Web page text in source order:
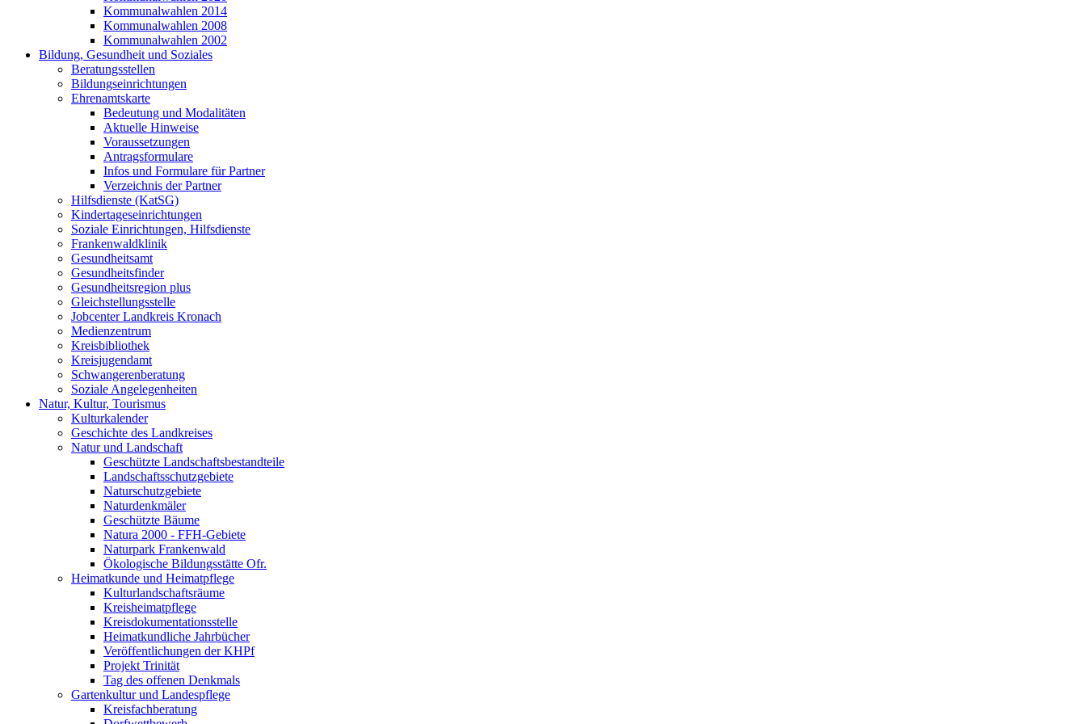
Kommunalwahlen 2014
Kommunalwahlen 2008
Kommunalwahlen 2002
Bildung, Gesundheit und Soziales
Beratungsstellen
Bildungseinrichtungen
Ehrenamtskarte
Bedeutung und Modalitäten
Aktuelle Hinweise
Voraussetzungen
Antragsformulare
Infos und Formulare für Partner
Verzeichnis der Partner
Hilfsdienste (KatSG)
Kindertageseinrichtungen
Soziale Einrichtungen, Hilfsdienste
Frankenwaldklinik
Gesundheitsamt
Gesundheitsfinder
Gesundheitsregion plus
Gleichstellungsstelle
Jobcenter Landkreis Kronach
Medienzentrum
Kreisbibliothek
Kreisjugendamt
Schwangerenberatung
Soziale Angelegenheiten
Natur, Kultur, Tourismus
Kulturkalender
Geschichte des Landkreises
Natur und Landschaft
Geschützte Landschaftsbestandteile
Landschaftsschutzgebiete
Naturschutzgebiete
Naturdenkmäler
Geschützte Bäume
Natura 2000 - FFH-Gebiete
Naturpark Frankenwald
Ökologische Bildungsstätte Ofr.
Heimatkunde und Heimatpflege
Kulturlandschaftsräume
Kreisheimatpflege
Kreisdokumentationsstelle
Heimatkundliche Jahrbücher
Veröffentlichungen der KHPf
Projekt Trinität
Tag des offenen Denkmals
Gartenkultur und Landespflege
Kreisfachberatung